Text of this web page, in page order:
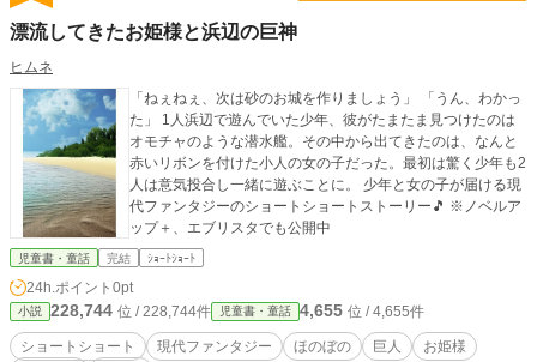
漂流してきたお姫様と浜辺の巨神
ヒムネ
「ねぇねぇ、次は砂のお城を作りましょう」 「うん、わかっ
た」 1人浜辺で遊んでいた少年、彼がたまたま見つけたのは
オモチャのような潜水艦。その中から出てきたのは、なんと
赤いリボンを付けた小人の女の子だった。最初は驚く少年も2
人は意気投合し一緒に遊ぶことに。 少年と女の子が届ける現
代ファンタジーのショートショートストーリー🎵 ※ノベルア
ップ＋、エブリスタでも公開中
児童書・童話 完結 ｼｮｰﾄｼｮｰﾄ
24h.ポイント 0pt
小説 228,744 位 / 228,744件 児童書・童話 4,655 位 / 4,655件
ショートショート 現代ファンタジー ほのぼの 巨人
お姫様